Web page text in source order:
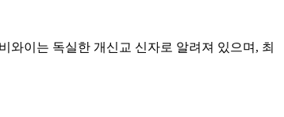
와이는 독실한 개신교 신자로 알려져 있으며, 최